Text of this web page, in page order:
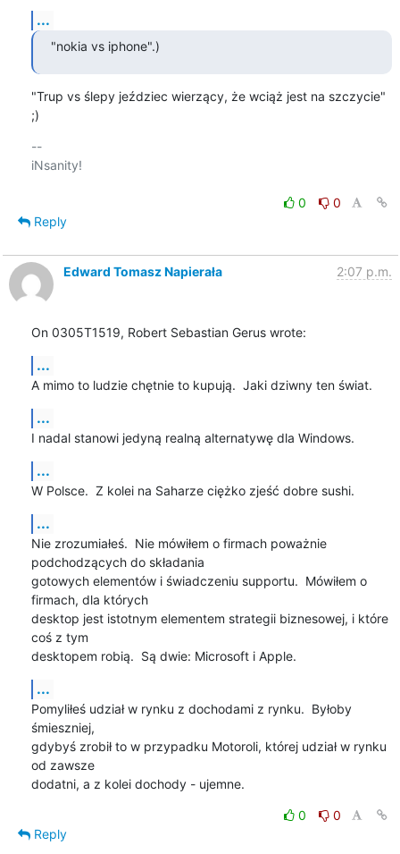
...
"nokia vs iphone".)
"Trup vs ślepy jeździec wierzący, że wciąż jest na szczycie"
;)
--
iNsanity!
0
0
Reply
Edward Tomasz Napierała 2:07 p.m.
On 0305T1519, Robert Sebastian Gerus wrote:
...
A mimo to ludzie chętnie to kupują.  Jaki dziwny ten świat.
...
I nadal stanowi jedyną realną alternatywę dla Windows.
...
W Polsce.  Z kolei na Saharze ciężko zjeść dobre sushi.
...
Nie zrozumiałeś.  Nie mówiłem o firmach poważnie
podchodzących do składania
gotowych elementów i świadczeniu supportu.  Mówiłem o
firmach, dla których
desktop jest istotnym elementem strategii biznesowej, i które
coś z tym
desktopem robią.  Są dwie: Microsoft i Apple.
...
Pomyliłeś udział w rynku z dochodami z rynku.  Byłoby
śmieszniej,
gdybyś zrobił to w przypadku Motoroli, której udział w rynku
od zawsze
dodatni, a z kolei dochody - ujemne.
0
0
Reply